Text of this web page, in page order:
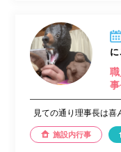
に
見ての通り理事長は喜
施設内行事